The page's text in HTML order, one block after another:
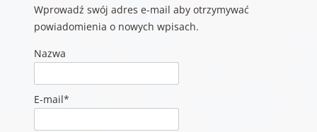
Wprowadź swój adres e-mail aby otrzymywać
powiadomienia o nowych wpisach.
Nazwa
E-mail*